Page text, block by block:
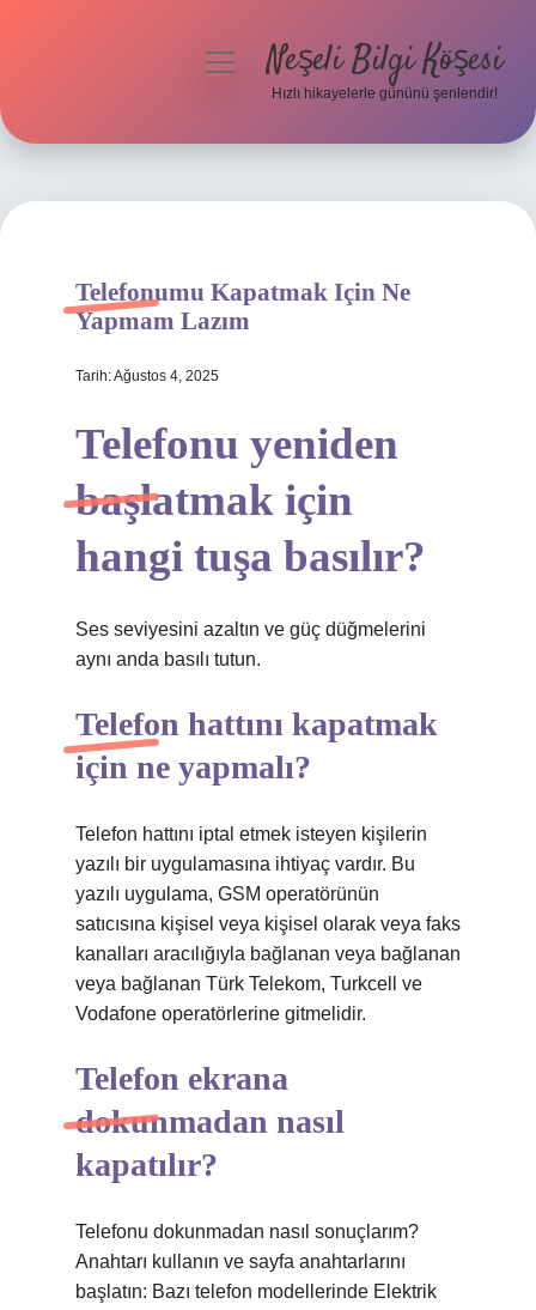
Hakkımızda
menüyüNeşeli Bilgi Köşesi
Hızlı hikayelerle gününü şenlendir!
Telefonumu Kapatmak Için Ne
Yapmam Lazım
Tarih: Ağustos 4, 2025
Telefonu yeniden
başlatmak için
hangi tuşa basılır?
Ses seviyesini azaltın ve güç düğmelerini
aynı anda basılı tutun.
Telefon hattını kapatmak
için ne yapmalı?
Telefon hattını iptal etmek isteyen kişilerin
yazılı bir uygulamasına ihtiyaç vardır. Bu
yazılı uygulama, GSM operatörünün
satıcısına kişisel veya kişisel olarak veya faks
kanalları aracılığıyla bağlanan veya bağlanan
veya bağlanan Türk Telekom, Turkcell ve
Vodafone operatörlerine gitmelidir.
Telefon ekrana
dokunmadan nasıl
kapatılır?
Telefonu dokunmadan nasıl sonuçlarım?
Anahtarı kullanın ve sayfa anahtarlarını
başlatın: Bazı telefon modellerinde Elektrik